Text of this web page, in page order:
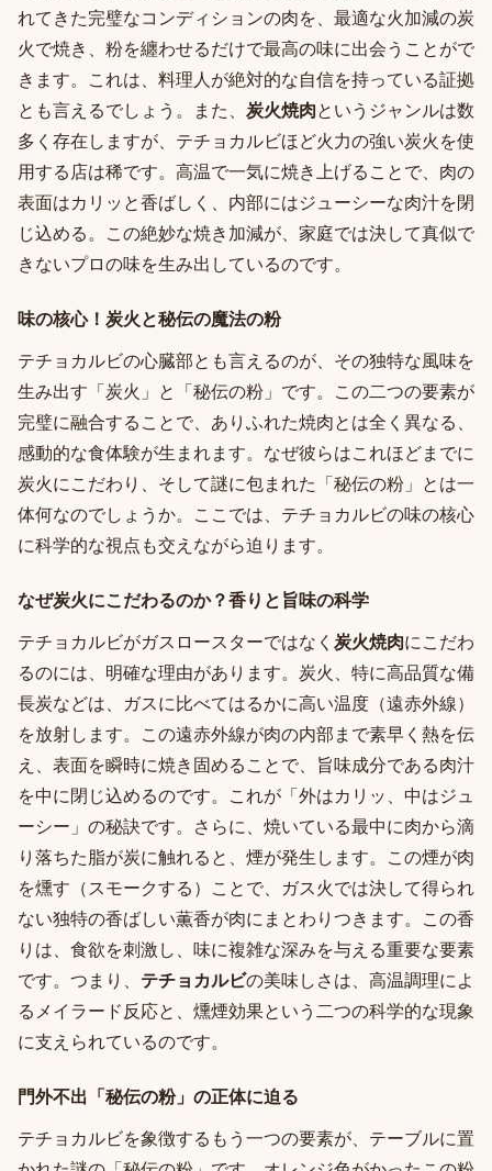
れてきた完璧なコンディションの肉を、最適な火加減の炭
火で焼き、粉を纏わせるだけで最高の味に出会うことがで
きます。これは、料理人が絶対的な自信を持っている証拠
とも言えるでしょう。また、 炭火焼肉というジャンルは数
多く存在しますが、テチョカルビほど火力の強い炭火を使
用する店は稀です。高温で一気に焼き上げることで、肉の
表面はカリッと香ばしく、内部にはジューシーな肉汁を閉
じ込める。この絶妙な焼き加減が、家庭では決して真似で
きないプロの味を生み出しているのです。
味の核心！炭火と秘伝の魔法の粉
テチョカルビの心臓部とも言えるのが、その独特な風味を
生み出す「炭火」と「秘伝の粉」です。この二つの要素が
完璧に融合することで、ありふれた焼肉とは全く異なる、
感動的な食体験が生まれます。なぜ彼らはこれほどまでに
炭火にこだわり、そして謎に包まれた「秘伝の粉」とは一
体何なのでしょうか。ここでは、テチョカルビの味の核心
に科学的な視点も交えながら迫ります。
なぜ炭火にこだわるのか？香りと旨味の科学
テチョカルビがガスロースターではなく 炭火焼肉にこだわ
るのには、明確な理由があります。炭火、特に高品質な備
長炭などは、ガスに比べてはるかに高い温度（遠赤外線）
を放射します。この遠赤外線が肉の内部まで素早く熱を伝
え、表面を瞬時に焼き固めることで、旨味成分である肉汁
を中に閉じ込めるのです。これが「外はカリッ、中はジュ
ーシー」の秘訣です。さらに、焼いている最中に肉から滴
り落ちた脂が炭に触れると、煙が発生します。この煙が肉
を燻す（スモークする）ことで、ガス火では決して得られ
ない独特の香ばしい薫香が肉にまとわりつきます。この香
りは、食欲を刺激し、味に複雑な深みを与える重要な要素
です。つまり、 テチョカルビの美味しさは、高温調理によ
るメイラード反応と、燻煙効果という二つの科学的な現象
に支えられているのです。
門外不出「秘伝の粉」の正体に迫る
テチョカルビを象徴するもう一つの要素が、テーブルに置